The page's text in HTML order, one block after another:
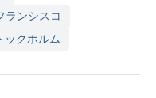
ンシスコ
クホルム